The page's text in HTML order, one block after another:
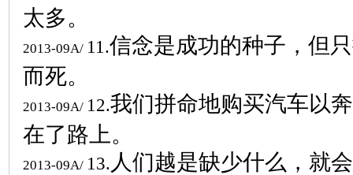
太多。
2013-09A/ 11.信念是成功的种子，但
而死。
2013-09A/ 12.我们拼命地购买汽车以
在了路上。
2013-09A/ 13. 人们越是缺少什么，就